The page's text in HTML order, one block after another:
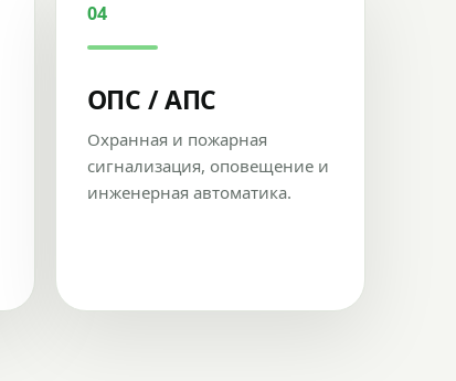
04
ОПС / АПС
Охранная и пожарная
сигнализация, оповещение и
инженерная автоматика.